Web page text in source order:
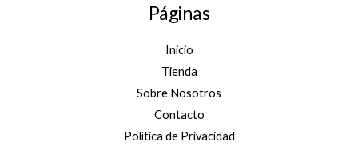
Páginas
Inicio
Tienda
Sobre Nosotros
Contacto
Política de Privacidad